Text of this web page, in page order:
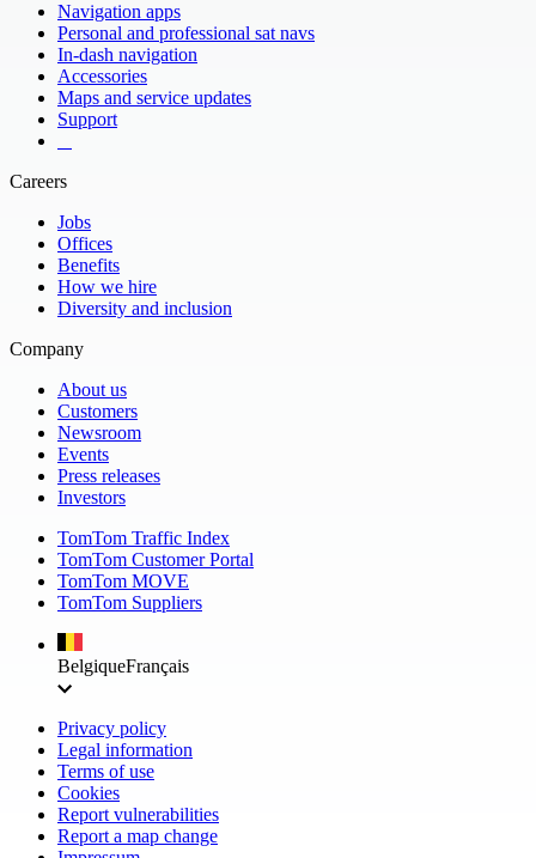
Navigation apps
Personal and professional sat navs
In-dash navigation
Accessories
Maps and service updates
Support
Careers
Jobs
Offices
Benefits
How we hire
Diversity and inclusion
Company
About us
Customers
Newsroom
Events
Press releases
Investors
TomTom Traffic Index
TomTom Customer Portal
TomTom MOVE
TomTom Suppliers
BelgiqueFrançais
Privacy policy
Legal information
Terms of use
Cookies
Report vulnerabilities
Report a map change